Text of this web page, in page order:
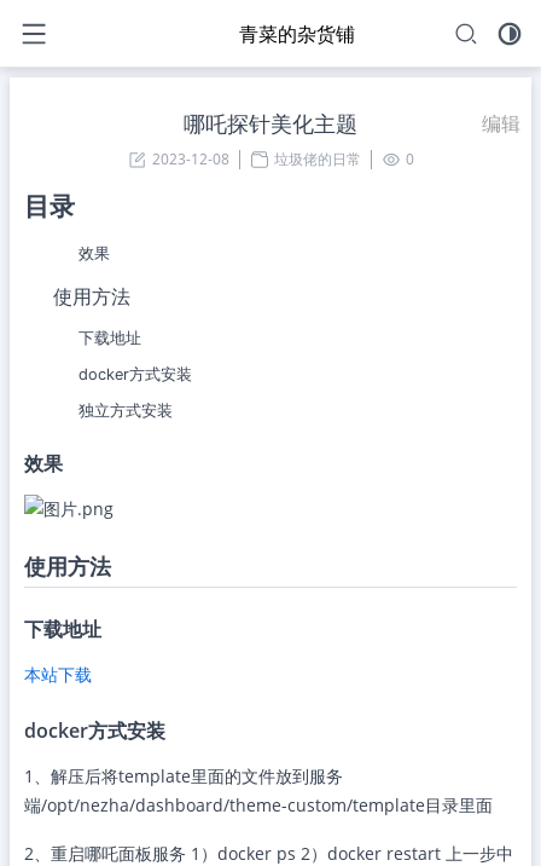
青菜的杂货铺
哪吒探针美化主题 编辑
2023-12-08 垃圾佬的日常 0
目录
效果
使用方法
下载地址
docker方式安装
独立方式安装
效果
使用方法
下载地址
本站下载
docker方式安装
1、解压后将template里面的文件放到服务
端/opt/nezha/dashboard/theme-custom/template目录里面
2、重启哪吒面板服务 1）docker ps 2）docker restart 上一步中